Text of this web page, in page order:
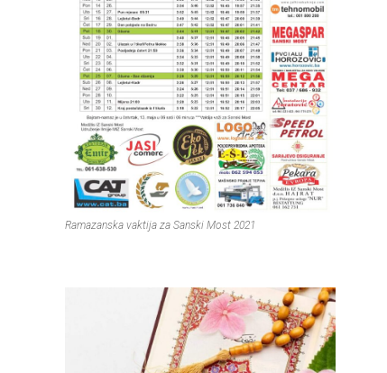
Ramazanska vaktija za Sanski Most 2021